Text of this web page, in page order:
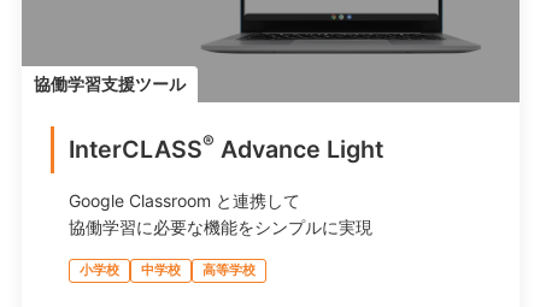
協働学習支援ツール
InterCLASS® ︎ Advance Light
Google Classroom と連携して
協働学習に必要な機能をシンプルに実現
小学校 中学校 高等学校